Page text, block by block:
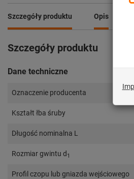
Szczegóły produktu Opis
Szczegóły produktu
Dane techniczne
Oznaczenie producenta
Kształt łba śruby
Długość nominalna L
Rozmiar gwintu d 1
Profil czopu lub gniazda wejściowego